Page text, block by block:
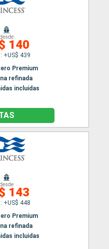
desde
140
+US$ 439
Premium
refinada
incluidas
desde
143
+US$ 448
Premium
refinada
incluidas